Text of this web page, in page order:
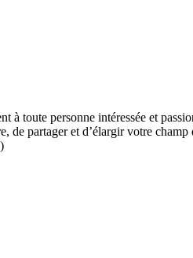
toute personne intéressée et
partager et d’élargir votre